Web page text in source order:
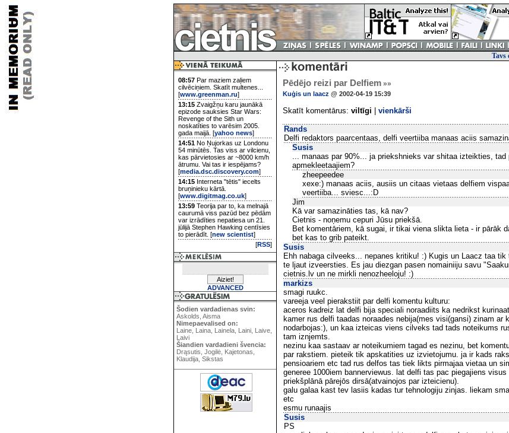
Tavs
08:57 Par maziem zaļiem
cilvēciņiem. Skatīt multenes...
[www.greenman.ru]
13:15 Zvaigžņu karu jaunākā
epizode sauksies Star Wars:
Revenge of the Sith un
noskatīties to varēsim 2005.
gada maijā. [yahoo news]
14:51 No Ņujorkas uz Londonu
54 minūtēs. Tas viss ar vilcienu,
kas pārvietosies ar ~8000 km/h
ātrumu. Vai tas ir iespējams?
[media.dsc.discovery.com]
14:15 Interneta "tētis" iecelts
bruņinieku kārtā.
[www.digitmag.co.uk]
13:59 Teorija par to, ka melnajā
caurumā viss pazūd bez pēdām
var izrādīties nepatiesa un 21.
jūlijā Stephen Hawking centīsies
to pierādīt. [new scientist]
[RSS]
ADVANCED
Šodien vardadienas svin:
Askolds, Aisma
Nimepaevalised on:
Laine, Laina, Lainela, Laini, Laive,
Laivi
Šiandien vardadieni švencia:
Drąsutis, Jogilė, Kajetonas,
Klaudija, Sikstas
Pēdējo reizi par Delfiem »»
Kuģis un laacz @ 2002-04-19 15:39
Skatīt komentārus: viltīgi vienkārši
Rands
Delfi redaktors paarcentaas, delfi veertiiba manaas aciis
Susis
... manaas par 90%... ja priekshnieks var shitaa izteikties, tad
apmekleetaajiem?
zheepeedee
xexe:) manaas aciis, ausiis un citaas vietaas delfiem
veertiiba... sviesc...:D
Jim
Kā var samazināties tas, kā nav?
Cietnis - noņemu cepuri Jūsu priekšā.
Bet komentāriem, kā sugai, ir tikai viena slikta lieta - ir pārāk
bet kas to grib pateikt.
Susis
Ehh nabaga cilveeks... nepanes kritiku! :) Kugis un Laacz taa
te ljaut izveersties. Es jau diezgan pasen nomainiiju savu
cietnis.lv un ne mirkli nenozheeloju! :)
markizs
smagi ruukc.
vareeja veel pierakstiit par delfi komentu kulturu:
aceros kadreiz lat delfi bija speciali noraadiits ka nedrikst
kamer rus delfi taadas noraades nebija(mes visi(gansi) zinam ar
nodarbojas:), un kaa izteicas viens cilveks tad tads noteikums
tam iznjemts.
nezinu kaa sastaav ar noteikumiem tagad es nezinu, bet
par rakstiem. pieteik tik apskatities uz izvietojumu. ja ir kads
pensioariem etc tad rus delfos tas tiek likts pirmajaa vietaa un
generee 1000iem bannerviewus. lat delfi tas pac piegajiens
priekšplānā pārejōs dirsā(atvainojos par izteicienu).
galu galaa kast tev lasiis kadas tur tehnologiju zinjas. liekam
etc
esmu runaajis
Susis
PS